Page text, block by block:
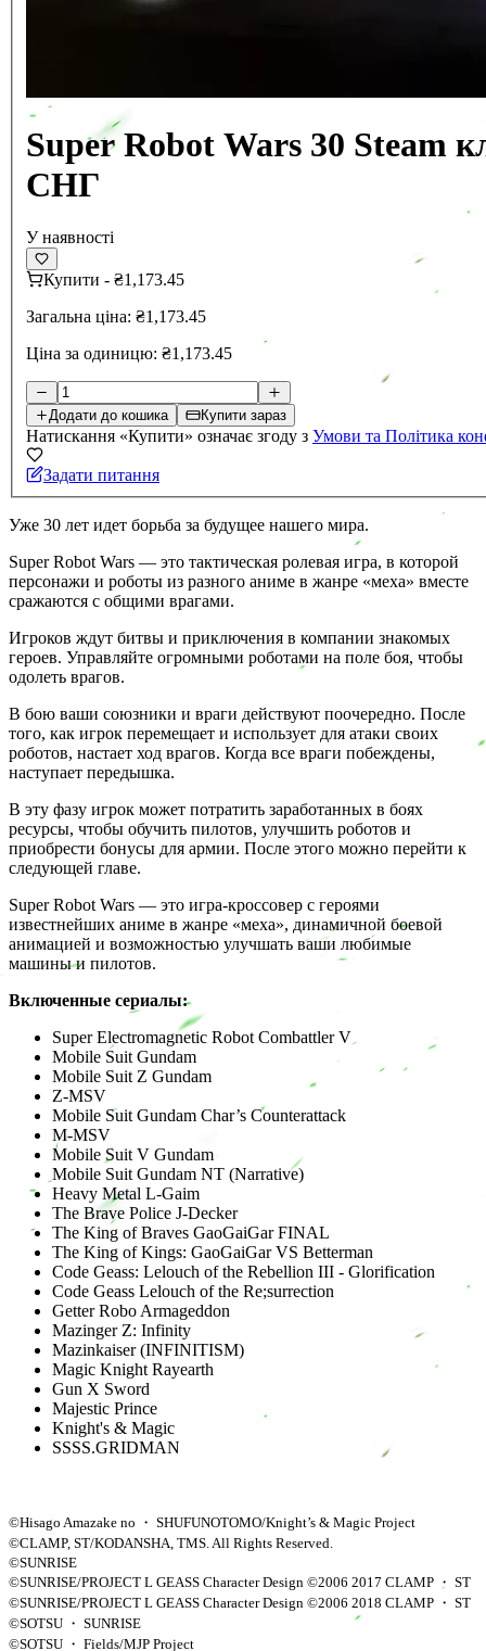
Super Robot Wars 30 Steam
СНГ
У наявності
Купити - ₴1,173.45
Загальна ціна: ₴1,173.45
Ціна за одиницю: ₴1,173.45
Додати до кошика Купити зараз
Натискання «Купити» означає згоду з Умови та Політика
Задати питання
Уже 30 лет идет борьба за будущее нашего мира.
Super Robot Wars — это тактическая ролевая игра, в которой
персонажи и роботы из разного аниме в жанре «меха» вместе
сражаются с общими врагами.
Игроков ждут битвы и приключения в компании знакомых
героев. Управляйте огромными роботами на поле боя, чтобы
одолеть врагов.
В бою ваши союзники и враги действуют поочередно. После
того, как игрок перемещает и использует для атаки своих
роботов, настает ход врагов. Когда все враги побеждены,
наступает передышка.
В эту фазу игрок может потратить заработанных в боях
ресурсы, чтобы обучить пилотов, улучшить роботов и
приобрести бонусы для армии. После этого можно перейти к
следующей главе.
Super Robot Wars — это игра-кроссовер с героями
известнейших аниме в жанре «меха», динамичной боевой
анимацией и возможностью улучшать ваши любимые
машины и пилотов.
Включенные сериалы:
Super Electromagnetic Robot Combattler V
Mobile Suit Gundam
Mobile Suit Z Gundam
Z-MSV
Mobile Suit Gundam Char’s Counterattack
M-MSV
Mobile Suit V Gundam
Mobile Suit Gundam NT (Narrative)
Heavy Metal L-Gaim
The Brave Police J-Decker
The King of Braves GaoGaiGar FINAL
The King of Kings: GaoGaiGar VS Betterman
Code Geass: Lelouch of the Rebellion III - Glorification
Code Geass Lelouch of the Re;surrection
Getter Robo Armageddon
Mazinger Z: Infinity
Mazinkaiser (INFINITISM)
Magic Knight Rayearth
Gun X Sword
Majestic Prince
Knight's & Magic
SSSS.GRIDMAN
©Hisago Amazake no ・ SHUFUNOTOMO/Knight’s & Magic Project
©CLAMP, ST/KODANSHA, TMS. All Rights Reserved.
©SUNRISE
©SUNRISE/PROJECT L GEASS Character Design ©2006 2017 CLAMP ・ ST
©SUNRISE/PROJECT L GEASS Character Design ©2006 2018 CLAMP ・ ST
©SOTSU ・ SUNRISE
©SOTSU ・ Fields/MJP Project